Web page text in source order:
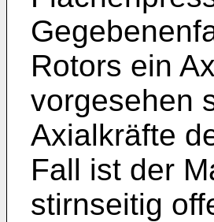
Rotors ein
vorgesehen
Axialkräfte
Fall ist der
stirnseitig